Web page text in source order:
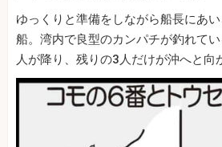
ゆっくりと準備をしながら船長にあ
船。湾内で良型のカンパチが釣れて
人が降り、残りの3人だけが沖へと向